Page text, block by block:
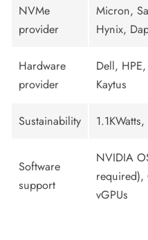
NVMe
provider
Micron,
Hynix,
Hardware
provider
Dell,
Kaytus
Sustainability
Software
support
NVIDIA
required),
vGPUs